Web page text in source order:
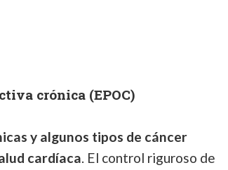
crónica (EPOC)
y algunos tipos de cáncer
cardíaca. El control riguroso de